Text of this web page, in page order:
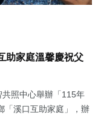
助家庭溫馨慶祝父
共照中心舉辦「115年
「溪口互助家庭」，辦